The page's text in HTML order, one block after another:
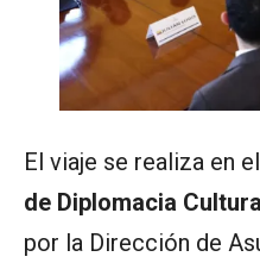
El viaje se realiza en
de Diplomacia
por la Dirección de